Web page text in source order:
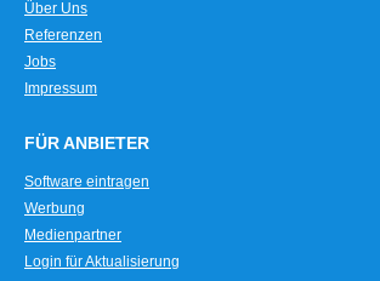
Über Uns
Referenzen
Jobs
Impressum
FÜR ANBIETER
Software eintragen
Werbung
Medienpartner
Login für Aktualisierung